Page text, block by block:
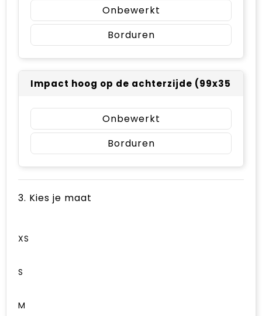
Onbewerkt
Borduren
Impact hoog op de achterzijde (99x35mm)
Onbewerkt
Borduren
3. Kies je maat
XS
S
M